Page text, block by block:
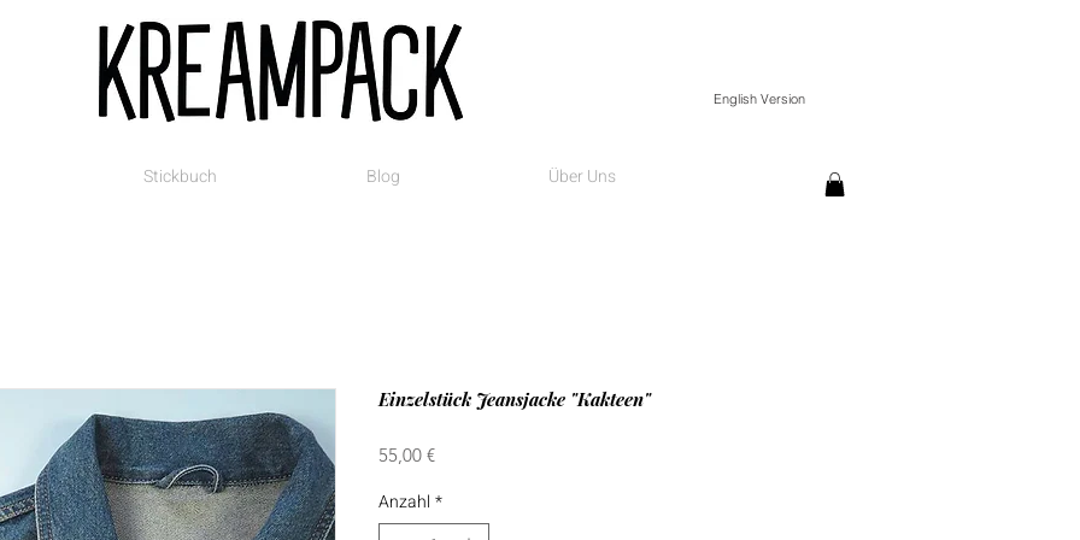
English Version
Stickbuch Blog Über Uns
Einzelstück Jeansjacke "Kakteen"
55,00 €Preis
Anzahl *